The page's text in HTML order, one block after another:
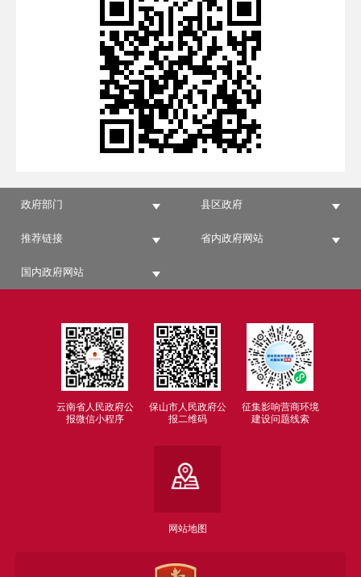
政府部门 县区政府
推荐链接 省内政府网站
国内政府网站
云南省人民政府公
报微信小程序
保山市人民政府公
报二维码
征集影响营商环境
建设问题线索
网站地图